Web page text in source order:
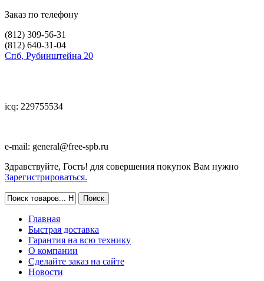
Заказ по телефону
(812) 309-56-31
(812) 640-31-04
Спб, Рубинштейна 20
icq: 229755534
e-mail: general@free-spb.ru
Здравствуйте, Гость! для совершения покупок Вам нужно
Зарегистрироваться.
Главная
Быстрая доставка
Гарантия на всю технику
О компании
Сделайте заказ на сайте
Новости